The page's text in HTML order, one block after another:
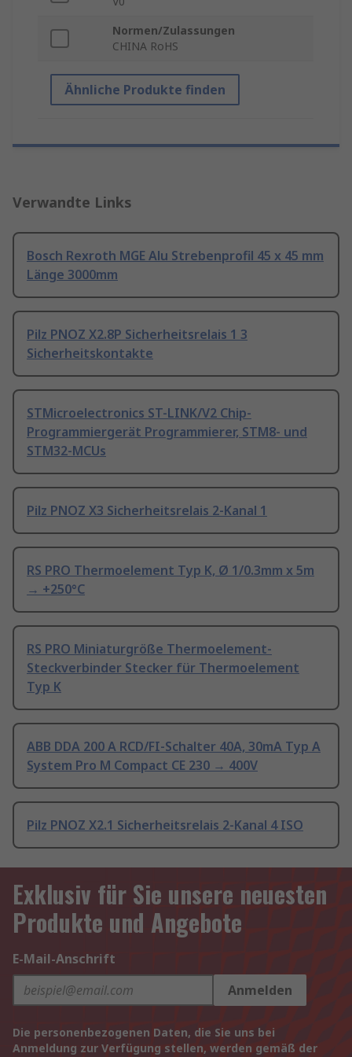
Normen/Zulassungen
CHINA RoHS
Ähnliche Produkte finden
Verwandte Links
Bosch Rexroth MGE Alu Strebenprofil 45 x 45 mm
Länge 3000mm
Pilz PNOZ X2.8P Sicherheitsrelais 1 3
Sicherheitskontakte
STMicroelectronics ST-LINK/V2 Chip-
Programmiergerät Programmierer, STM8- und
STM32-MCUs
Pilz PNOZ X3 Sicherheitsrelais 2-Kanal 1
RS PRO Thermoelement Typ K, Ø 1/0.3mm x 5m
→ +250°C
RS PRO Miniaturgröße Thermoelement-
Steckverbinder Stecker für Thermoelement
Typ K
ABB DDA 200 A RCD/FI-Schalter 40A, 30mA Typ A
System Pro M Compact CE 230 → 400V
Pilz PNOZ X2.1 Sicherheitsrelais 2-Kanal 4 ISO
Exklusiv für Sie unsere neuesten
Produkte und Angebote
E-Mail-Anschrift
Anmelden
Die personenbezogenen Daten, die Sie uns bei
Anmeldung zur Verfügung stellen, werden gemäß der